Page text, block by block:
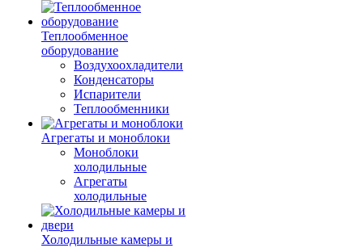
Теплообменное
оборудование
Воздухоохладители
Конденсаторы
Испарители
Теплообменники
Агрегаты и моноблоки
Моноблоки
холодильные
Агрегаты
холодильные
Холодильные камеры и